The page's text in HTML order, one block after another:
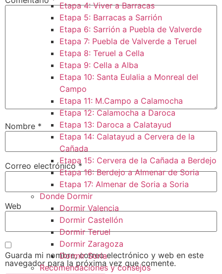
Etapa 4: Viver a Barracas
Etapa 5: Barracas a Sarrión
Etapa 6: Sarrión a Puebla de Valverde
Etapa 7: Puebla de Valverde a Teruel
Etapa 8: Teruel a Cella
Etapa 9: Cella a Alba
Etapa 10: Santa Eulalia a Monreal del
Campo​
Etapa 11: M.Campo a Calamocha​
Etapa 12: Calamocha a Daroca ​
Etapa 13: Daroca a Calatayud
Etapa 14: Calatayud a Cervera de la
Cañada​
Etapa 15: Cervera de la Cañada a Berdejo
Etapa 16: Berdejo a Almenar de Soria
Etapa 17: Almenar de Soria a Soria ​
Donde Dormir
Dormir Valencia
Dormir Castellón
Dormir Teruel
Dormir Zaragoza
Dormir Soria
Recomendaciones y consejos
Nombre *
Correo electrónico*
Web
Guarda mi nombre, correo electrónico y web en este
navegador para la próxima vez que comente.